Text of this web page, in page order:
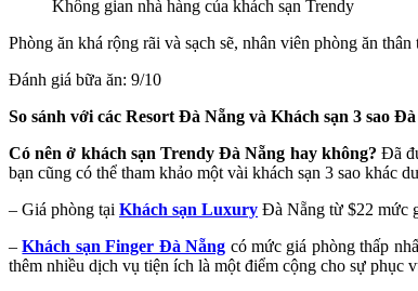
Không gian nhà hàng của khách sạn Trendy
Phòng ăn khá rộng rãi và sạch sẽ, nhân viên phòng ăn thân
Đánh giá bữa ăn: 9/10
So sánh với các Resort Đà Nẵng và Khách sạn 3 sao
Có nên ở khách sạn Trendy Đà Nẵng hay không? Đã
bạn cũng có thể tham khảo một vài khách sạn 3 sao khác
– Giá phòng tại Khách sạn Luxury Đà Nẵng từ $22 mức
–Khách sạn Finger Đà Nẵng có mức giá phòng thấp
thêm nhiều dịch vụ tiện ích là một điểm cộng cho sự phục